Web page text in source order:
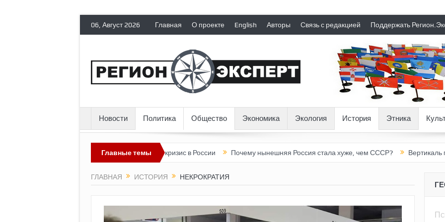
06, Август 2026 Главная О проекте English Авторы Связь с редакцией Поддержать
Новости Политика Общество Экономика Экология История Этника
Главные темы
Топливный кризис в России Почему нынешняя Россия стала хуже, чем СССР? Вертикаль под
ГЛАВНАЯ ИСТОРИЯ НЕКРОКРАТИЯ